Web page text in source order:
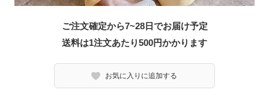
ご注文確定から7~28日でお届け予定
送料は1注文あたり500円かかります
お気に入りに追加する